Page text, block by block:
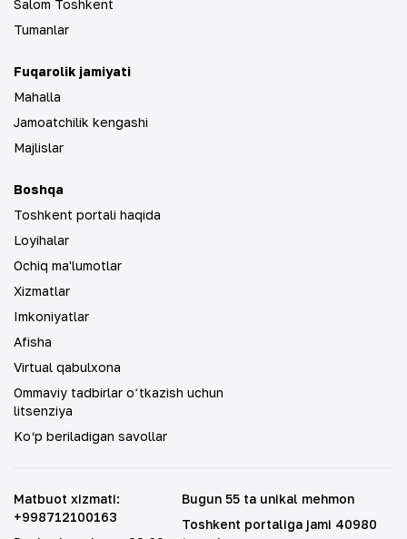
Salom Toshkent
Tumanlar
Fuqarolik jamiyati
Mahalla
Jamoatchilik kengashi
Majlislar
Boshqa
Toshkent portali haqida
Loyihalar
Ochiq ma'lumotlar
Xizmatlar
Imkoniyatlar
Afisha
Virtual qabulxona
Ommaviy tadbirlar oʻtkazish uchun
litsenziya
Ko‘p beriladigan savollar
Matbuot xizmati:
+998712100163
Bugun 55 ta unikal mehmon
Toshkent portaliga jami 40980